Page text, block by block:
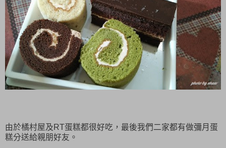
由於橘村屋及RT蛋糕都很好吃，最後我們二家都有做彌月蛋
糕分送給親朋好友。